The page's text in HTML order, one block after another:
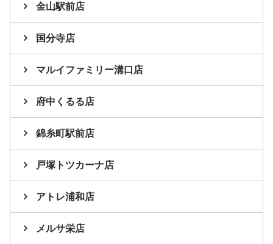
金山駅前店
国分寺店
マルイファミリー溝口店
府中くるる店
錦糸町駅前店
戸塚トツカーナ店
アトレ浦和店
メルサ栄店